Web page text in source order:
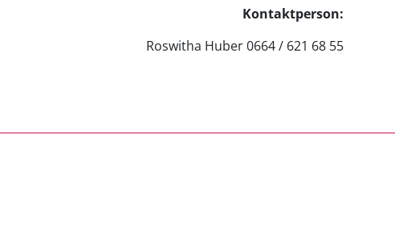
Kontaktperson:
Roswitha Huber 0664 / 621 68 55